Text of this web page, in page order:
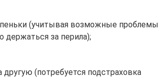
(учитывая возможные проблемы
держаться за перила);
(потребуется подстраховка